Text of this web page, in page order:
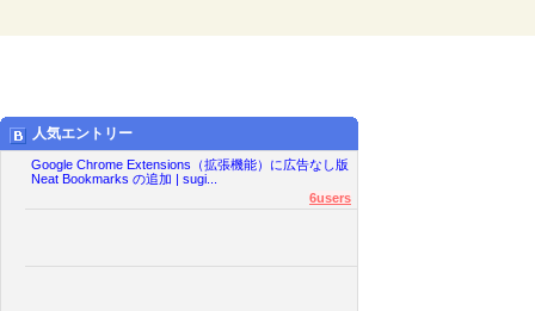
人気エントリー
Google Chrome Extensions（拡張機能）に広告なし版
Neat Bookmarks の追加 | sugi...
6users